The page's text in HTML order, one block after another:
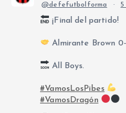
@defefutbolforma · 5
¡Final del partido!
Almirante Brown
All Boys.
#VamosLosPibes
#VamosDragón